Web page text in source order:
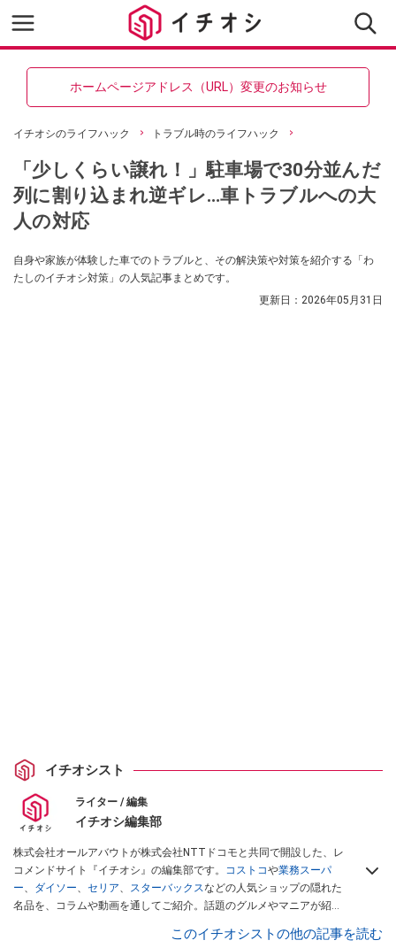
ホームページアドレス（URL）変更のお知らせ
イチオシのライフハック トラブル時のライフハック
「少しくらい譲れ！」駐車場で30分並んだ
列に割り込まれ逆ギレ…車トラブルへの大
人の対応
自身や家族が体験した車でのトラブルと、その解決策や対策を紹介する「わ
たしのイチオシ対策」の人気記事まとめです。
更新日： 2026年05月31日
イチオシスト
ライター / 編集
イチオシ編集部
株式会社オールアバウトが株式会社NTTドコモと共同で開設した、レ
コメンドサイト『イチオシ』の編集部です。 コストコや業務スーパ
ー、 ダイソー、 セリア、 スターバックスなどの人気ショップの隠れた
名品を、コラムや動画を通してご紹介。話題のグルメやマニアが紹介
インフルエンサーが実際に使用してレビューしています。毎日トレン
このイチオシストの他の記事を読む